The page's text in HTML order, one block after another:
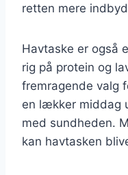
retten mere
Havtaske er også
rig på protein og
fremragende valg
en lækker middag
med sundheden.
kan havtasken